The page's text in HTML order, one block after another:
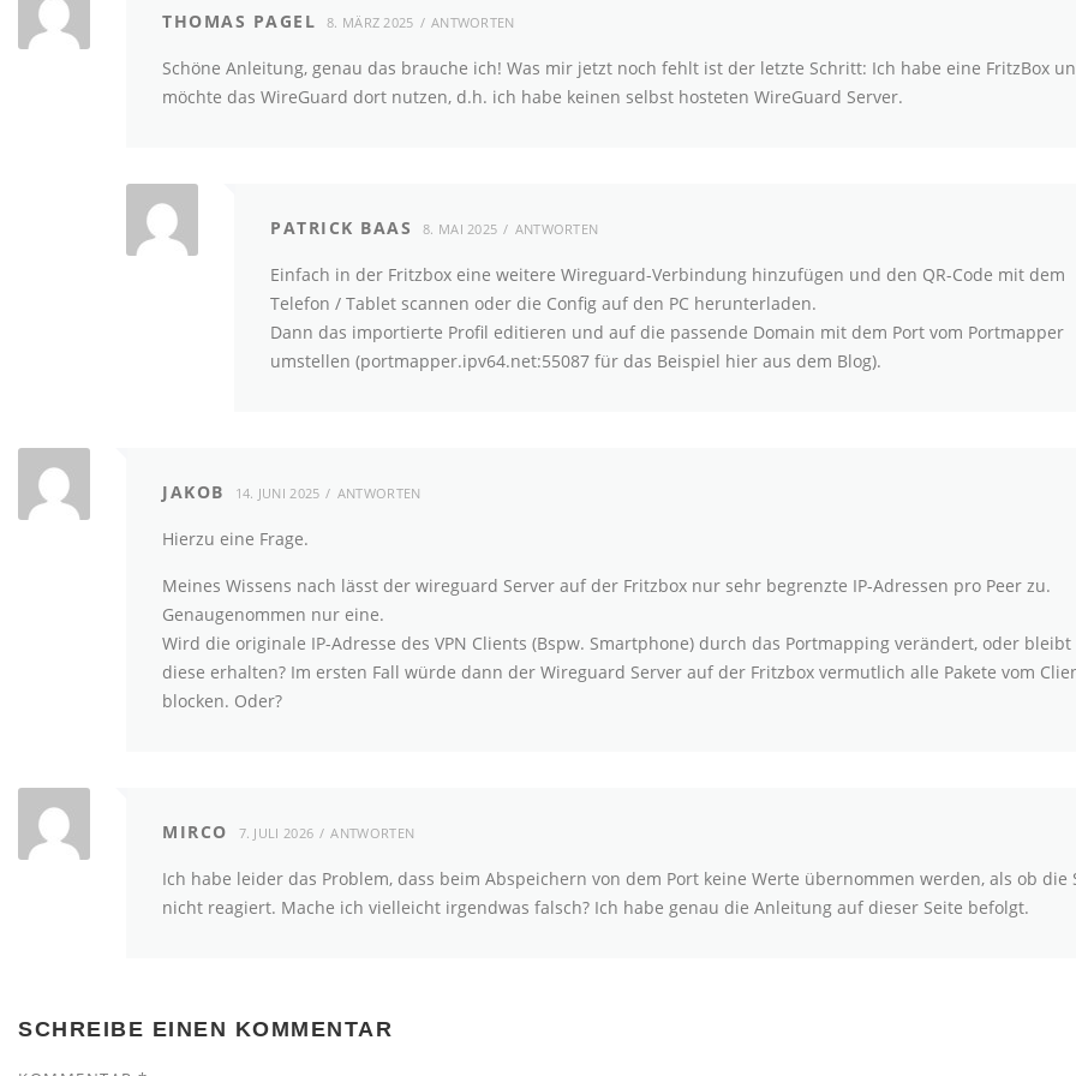
THOMAS PAGEL 8. MÄRZ 2025 ANTWORTEN
Schöne Anleitung, genau das brauche ich! Was mir jetzt noch fehlt ist der letzte Schritt: Ich habe eine FritzBox
möchte das WireGuard dort nutzen, d.h. ich habe keinen selbst hosteten WireGuard Server.
PATRICK BAAS 8. MAI 2025 ANTWORTEN
Einfach in der Fritzbox eine weitere Wireguard-Verbindung hinzufügen und den QR-Code mit dem
Telefon / Tablet scannen oder die Config auf den PC herunterladen.
Dann das importierte Profil editieren und auf die passende Domain mit dem Port vom Portmapper
umstellen (portmapper.ipv64.net:55087 für das Beispiel hier aus dem Blog).
JAKOB 14. JUNI 2025 ANTWORTEN
Hierzu eine Frage.
Meines Wissens nach lässt der wireguard Server auf der Fritzbox nur sehr begrenzte IP-Adressen pro Peer zu.
Genaugenommen nur eine.
Wird die originale IP-Adresse des VPN Clients (Bspw. Smartphone) durch das Portmapping verändert, oder bleibt
diese erhalten? Im ersten Fall würde dann der Wireguard Server auf der Fritzbox vermutlich alle Pakete vom
blocken. Oder?
MIRCO 7. JULI 2026 ANTWORTEN
Ich habe leider das Problem, dass beim Abspeichern von dem Port keine Werte übernommen werden, als ob die
nicht reagiert. Mache ich vielleicht irgendwas falsch? Ich habe genau die Anleitung auf dieser Seite befolgt.
SCHREIBE EINEN KOMMENTAR